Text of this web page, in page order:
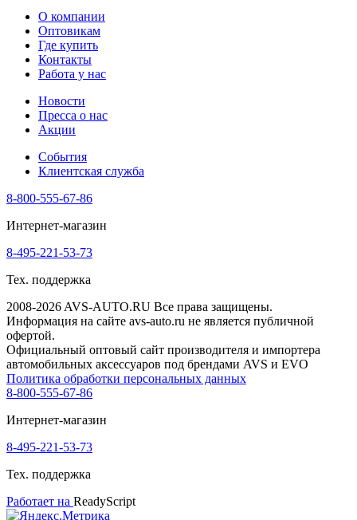
О компании
Оптовикам
Где купить
Контакты
Работа у нас
Новости
Пресса о нас
Акции
События
Клиентская служба
8-800-555-67-86
Интернет-магазин
8-495-221-53-73
Тех. поддержка
2008-2026 AVS-AUTO.RU Все права защищены.
Информация на сайте avs-auto.ru не является публичной
офертой.
Официальный оптовый сайт производителя и импортера
автомобильных аксессуаров под брендами AVS и EVO
Политика обработки персональных данных
8-800-555-67-86
Интернет-магазин
8-495-221-53-73
Тех. поддержка
Работает на ReadyScript